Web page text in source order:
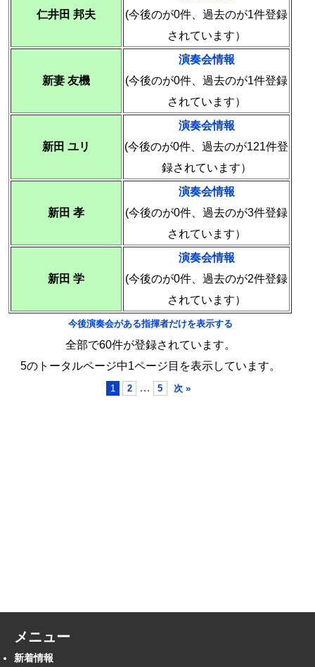
仁井田 邦夫
(今後のが0件、過去のが1件登録
されています）
新妻 友機
演奏会情報
(今後のが0件、過去のが1件登録
されています）
新田 ユリ
演奏会情報
(今後のが0件、過去のが121件登
録されています）
新田 孝
演奏会情報
(今後のが0件、過去のが3件登録
されています）
新田 学
演奏会情報
(今後のが0件、過去のが2件登録
されています）
今後演奏会がある指揮者だけを表示する
全部で60件が登録されています。
5のトータルページ中1ページ目を表示しています。
1 2 … 5 次 »
メニュー
新着情報